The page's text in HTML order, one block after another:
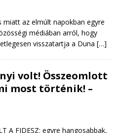
miatt az elmúlt napokban egyre
médiában arról, hogy
visszatartja a Duna […]
volt! Összeomlott
most történik! –
A FIDESZ: egyre hangosabbak,